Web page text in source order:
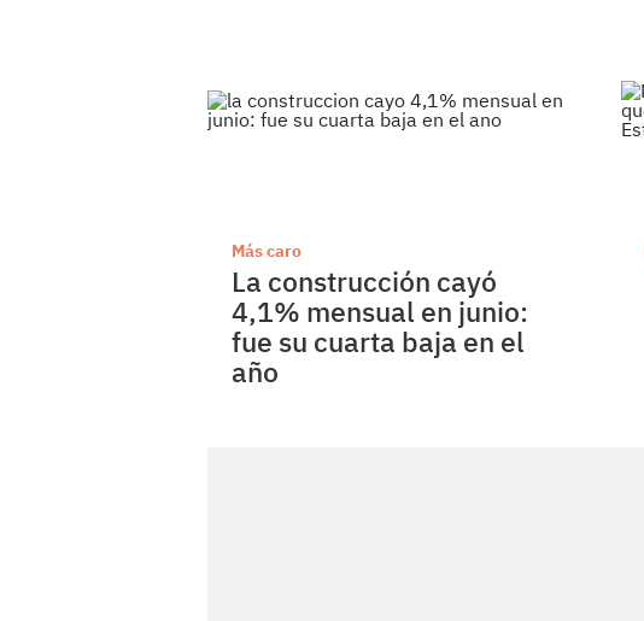
Más caro
La construcción cayó
4,1% mensual en junio:
fue su cuarta baja en el
año